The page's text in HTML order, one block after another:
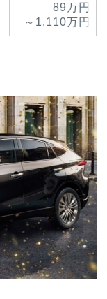
89万円
～1,110万円